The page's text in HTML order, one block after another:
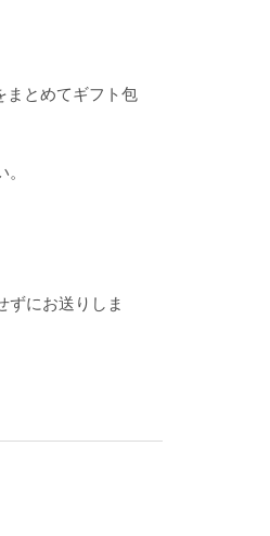
まとめてギフト包
ずにお送りしま